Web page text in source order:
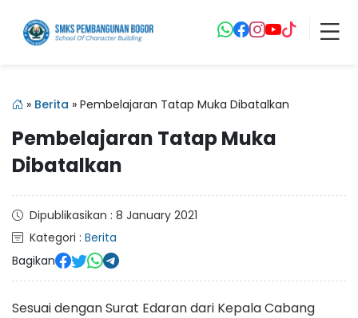
» Berita » Pembelajaran Tatap Muka Dibatalkan
Pembelajaran Tatap Muka
Dibatalkan
Dipublikasikan : 8 January 2021
Kategori : Berita
Bagikan
Sesuai dengan Surat Edaran dari Kepala Cabang